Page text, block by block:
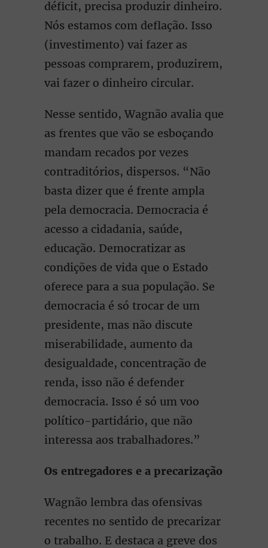
déficit, precisa produzir dinheiro.
Nós estamos com deflação. Isso
(investimento) vai fazer as
pessoas comprarem, produzirem,
vai fazer o dinheiro circular.
Nesse sentido, Wagnão avalia que
as frentes que vão se esboçando
mandam recados por vezes
contraditórios, dispersos. “Não
basta dizer que é frente ampla
pela democracia. Democracia é
acesso a cidadania, saúde,
educação. Democratizar as
condições de vida que o Estado
oferece para a sua população. Se
democracia é só trocar de um
presidente, mas não discute
miserabilidade, aumento da
desigualdade, concentração de
renda, isso não é defender
democracia. Isso é só um voo
político-partidário, que não
interessa aos trabalhadores.”
Os entregadores e a precarização
Wagnão lembra das ofensivas
recentes no sentido de precarizar
o trabalho. E destaca a greve dos